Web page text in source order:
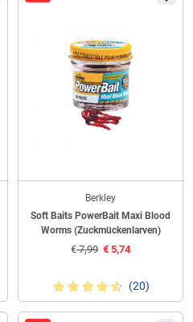
Berkley
Soft Baits PowerBait Maxi Blood
Worms (Zuckmückenlarven)
€7,99 € 5,74
(20)